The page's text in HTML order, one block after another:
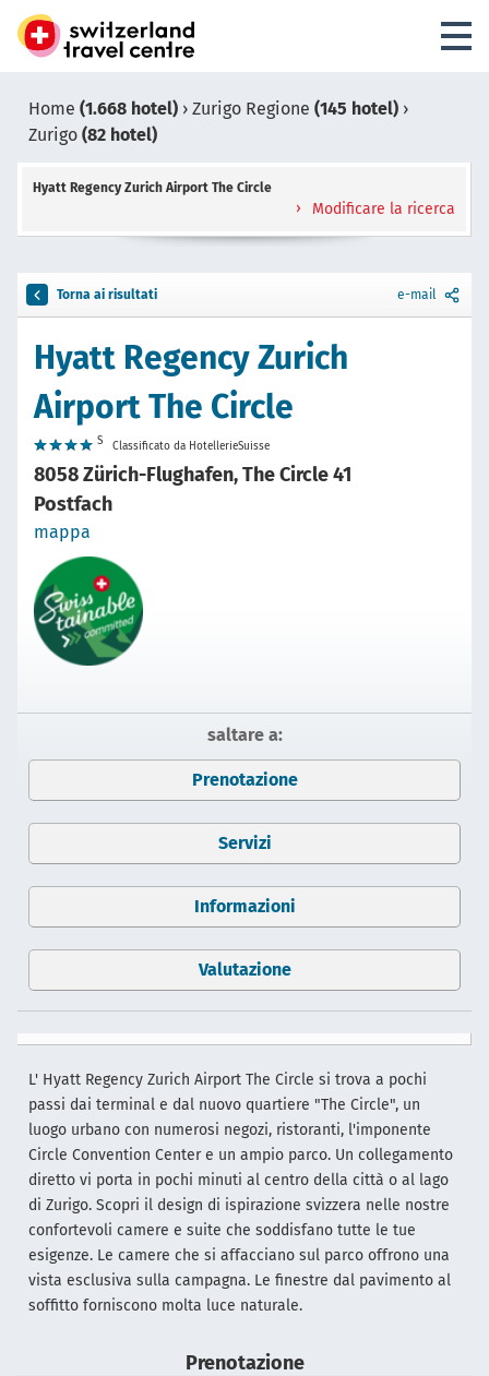
Home (1.668 hotel) › Zurigo Regione (145 hotel) ›
Zurigo (82 hotel)
Hyatt Regency Zurich Airport The Circle
Modificare la ricerca
Torna ai risultati e-mail
Hyatt Regency Zurich
Airport The Circle
S Classificato da HotellerieSuisse
8058 Zürich-Flughafen, The Circle 41
Postfach
mappa
saltare a:
Prenotazione
Servizi
Informazioni
Valutazione
L' Hyatt Regency Zurich Airport The Circle si trova a pochi
passi dai terminal e dal nuovo quartiere "The Circle", un
luogo urbano con numerosi negozi, ristoranti, l'imponente
Circle Convention Center e un ampio parco. Un collegamento
diretto vi porta in pochi minuti al centro della città o al lago
di Zurigo. Scopri il design di ispirazione svizzera nelle nostre
confortevoli camere e suite che soddisfano tutte le tue
esigenze. Le camere che si affacciano sul parco offrono una
vista esclusiva sulla campagna. Le finestre dal pavimento al
soffitto forniscono molta luce naturale.
Prenotazione